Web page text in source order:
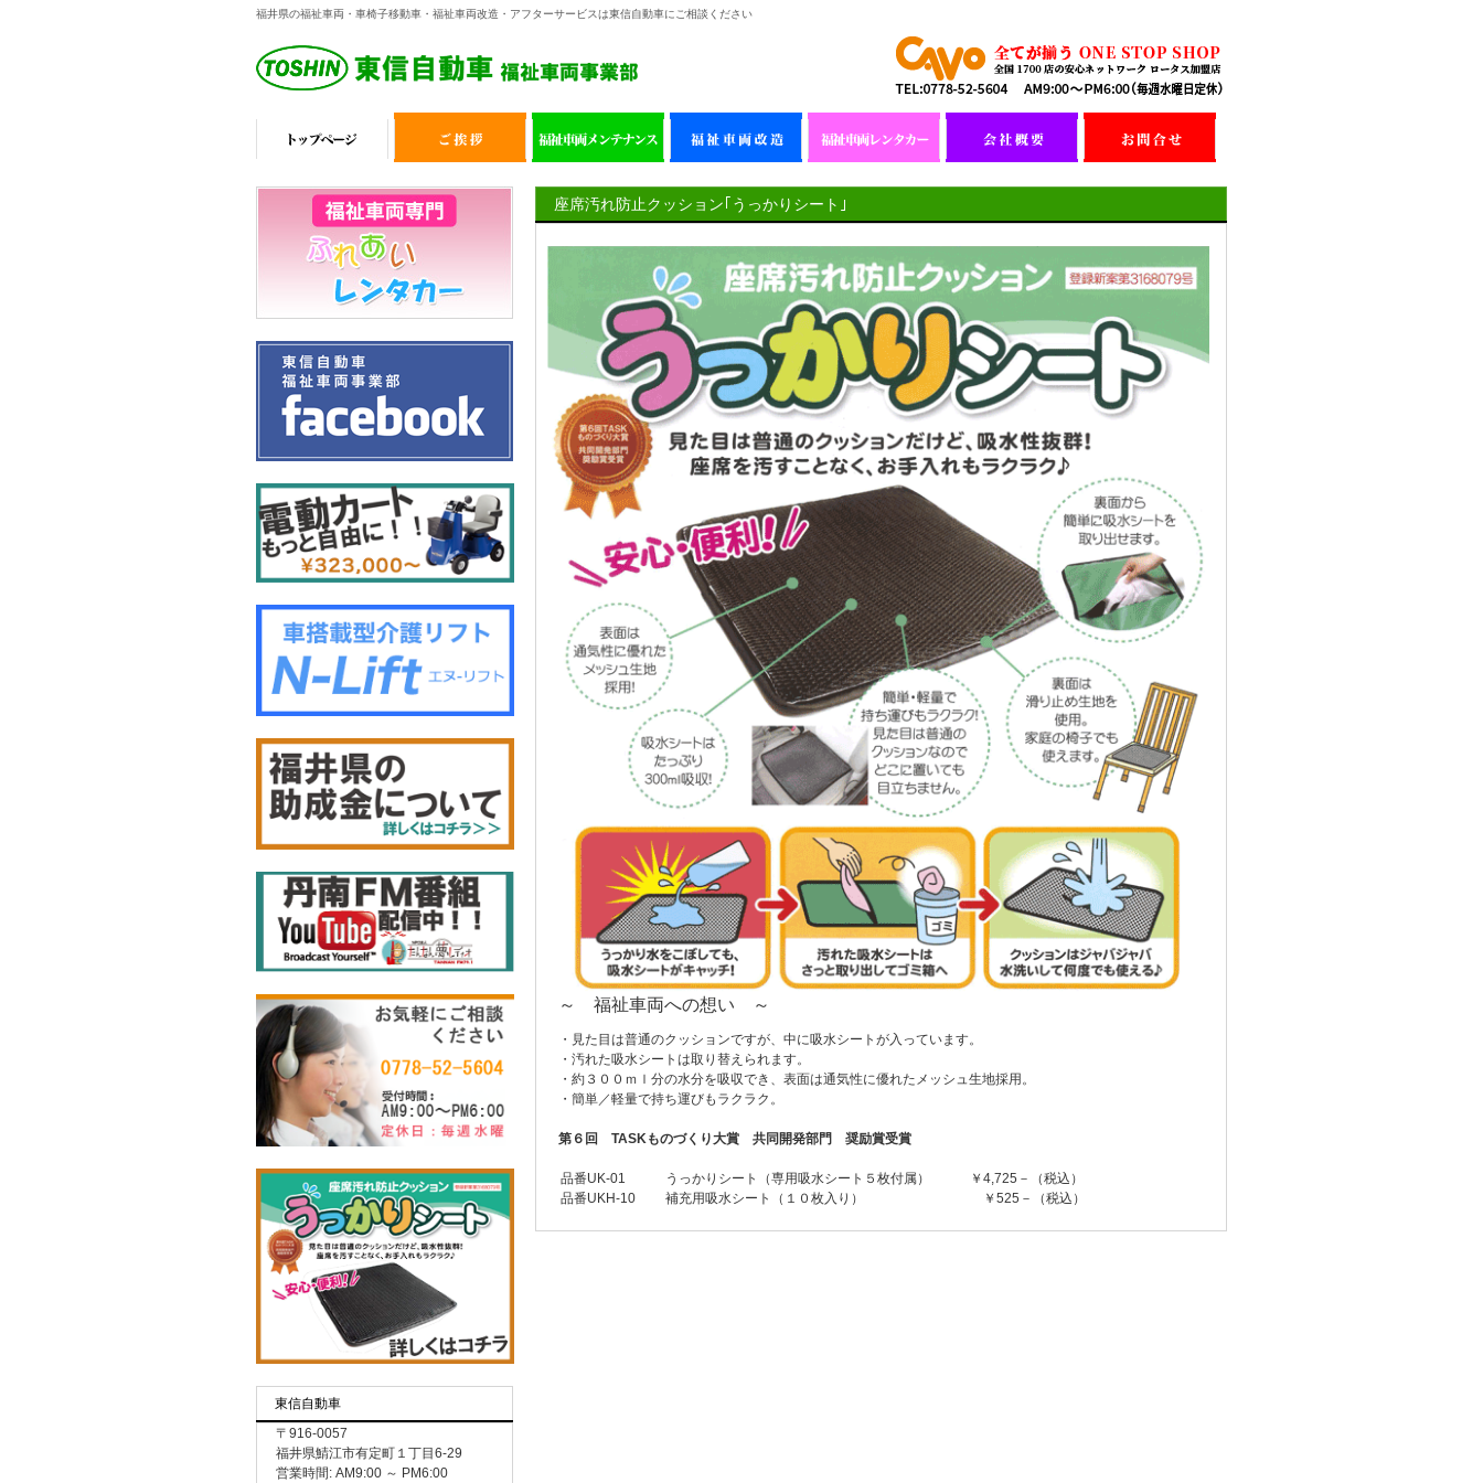
福井県の福祉車両・車椅子移動車・福祉車両改造・アフターサービスは東信自動車にご相談ください
座席汚れ防止クッション｢うっかりシート｣
～ 福祉車両への想い ～
・見た目は普通のクッションですが、中に吸水シートが入っています。
・汚れた吸水シートは取り替えられます。
・約３００ｍｌ分の水分を吸収でき、表面は通気性に優れたメッシュ生地採用。
・簡単／軽量で持ち運びもラクラク。
第６回 TASKものづくり大賞 共同開発部門 奨励賞受賞
品番UK-01 うっかりシート（専用吸水シート５枚付属）
￥4,725－（税込）
品番UKH-10
補充用吸水シート（１０枚入り） ￥525－（税込）
東信自動車
〒916-0057
福井県鯖江市有定町１丁目6-29
営業時間: AM9:00 ～ PM6:00